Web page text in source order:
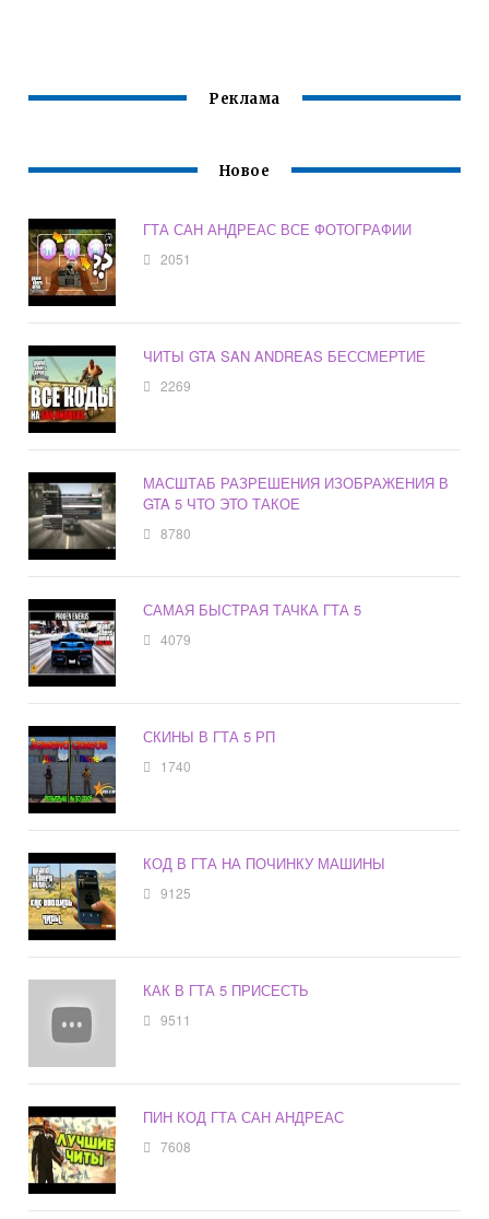
Реклама
Новое
ГТА САН АНДРЕАС ВСЕ ФОТОГРАФИИ
2051
ЧИТЫ GTA SAN ANDREAS БЕССМЕРТИЕ
2269
МАСШТАБ РАЗРЕШЕНИЯ ИЗОБРАЖЕНИЯ В
GTA 5 ЧТО ЭТО ТАКОЕ
8780
САМАЯ БЫСТРАЯ ТАЧКА ГТА 5
4079
СКИНЫ В ГТА 5 РП
1740
КОД В ГТА НА ПОЧИНКУ МАШИНЫ
9125
КАК В ГТА 5 ПРИСЕСТЬ
9511
ПИН КОД ГТА САН АНДРЕАС
7608